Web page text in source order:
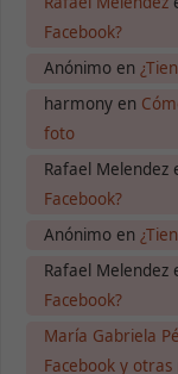
Facebook?
Anónimoen
harmonyen
foto
Rafael Melendez
Facebook?
Anónimoen
Rafael Melendez
Facebook?
María Gabriela
Facebook y otras